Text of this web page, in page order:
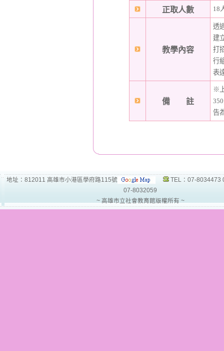
正取人數 18
教學內容
透
建
打
行
表
備 註
※
告
地址：812011 高雄市小港區學府路115號
TEL：07-8034473
07-8032059
~ 高雄市立社會教育館版權所有 ~